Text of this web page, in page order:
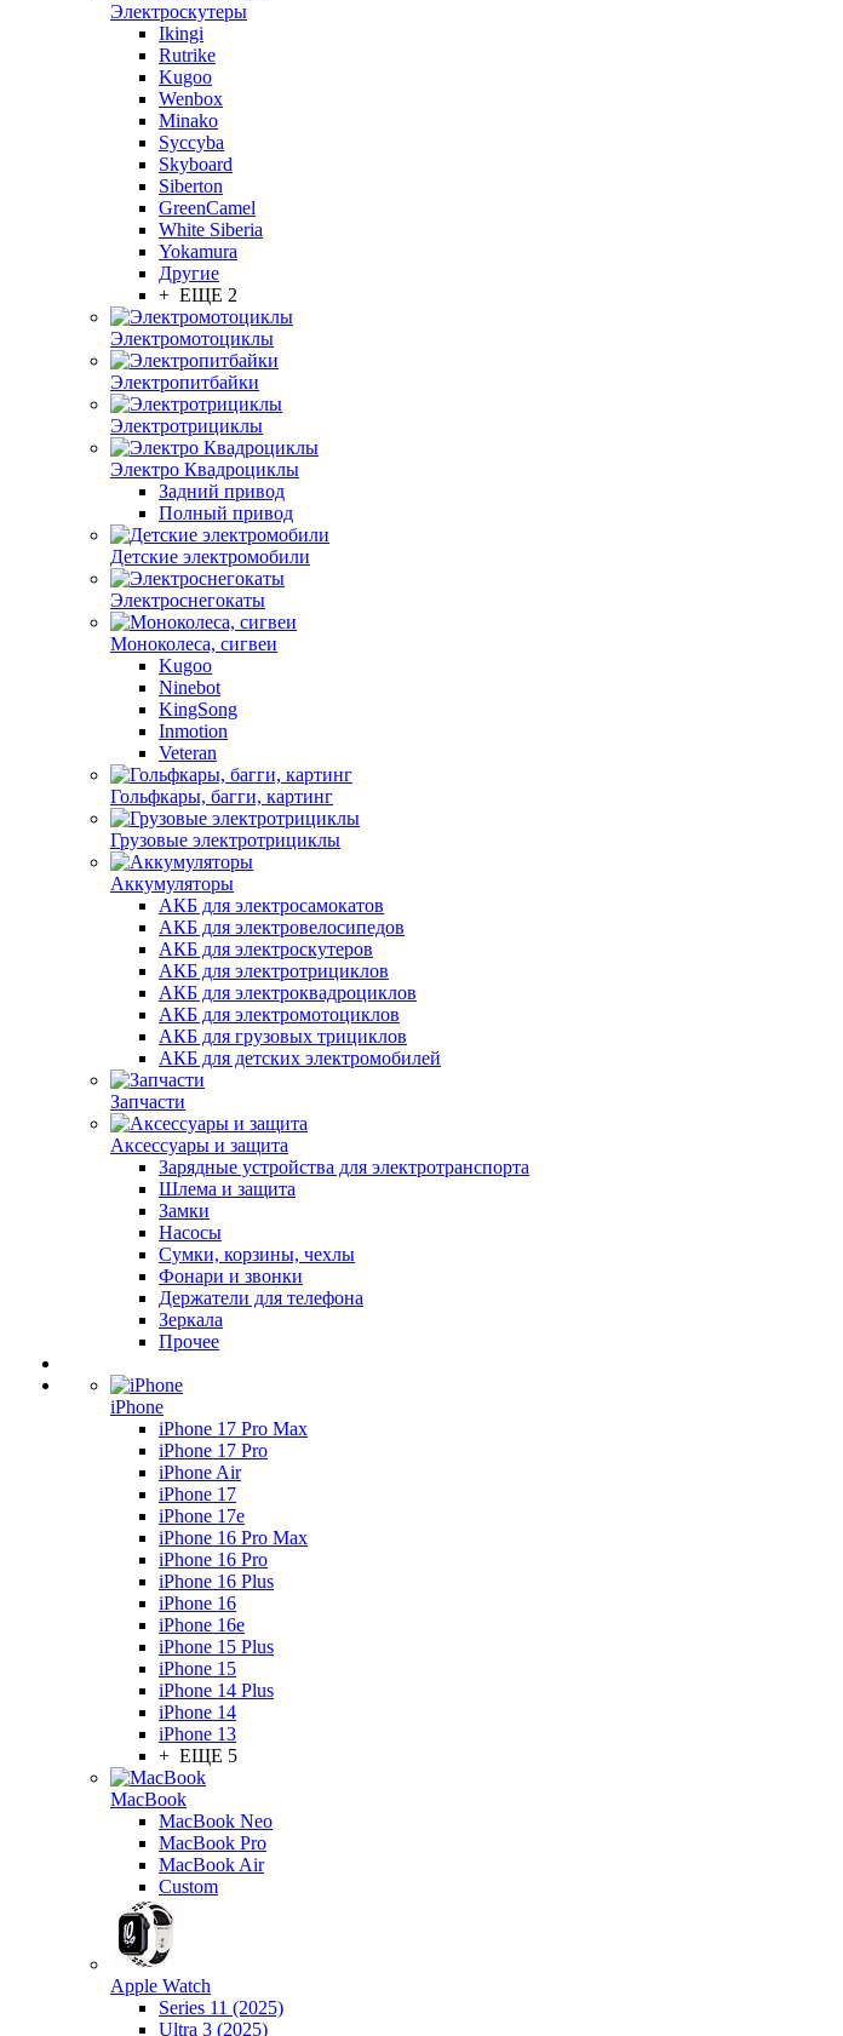
Электроскутеры
Ikingi
Rutrike
Kugoo
Wenbox
Minako
Syccyba
Skyboard
Siberton
GreenCamel
White Siberia
Yokamura
Другие
+ ЕЩЕ 2
Электромотоциклы
Электропитбайки
Электротрициклы
Электро Квадроциклы
Задний привод
Полный привод
Детские электромобили
Электроснегокаты
Моноколеса, сигвеи
Kugoo
Ninebot
KingSong
Inmotion
Veteran
Гольфкары, багги, картинг
Грузовые электротрициклы
Аккумуляторы
АКБ для электросамокатов
АКБ для электровелосипедов
АКБ для электроскутеров
АКБ для электротрициклов
АКБ для электроквадроциклов
АКБ для электромотоциклов
АКБ для грузовых трициклов
АКБ для детских электромобилей
Запчасти
Аксессуары и защита
Зарядные устройства для электротранспорта
Шлема и защита
Замки
Насосы
Сумки, корзины, чехлы
Фонари и звонки
Держатели для телефона
Зеркала
Прочее
iPhone
iPhone 17 Pro Max
iPhone 17 Pro
iPhone Air
iPhone 17
iPhone 17e
iPhone 16 Pro Max
iPhone 16 Pro
iPhone 16 Plus
iPhone 16
iPhone 16e
iPhone 15 Plus
iPhone 15
iPhone 14 Plus
iPhone 14
iPhone 13
+ ЕЩЕ 5
MacBook
MacBook Neo
MacBook Pro
MacBook Air
Custom
Apple Watch
Series 11 (2025)
Ultra 3 (2025)